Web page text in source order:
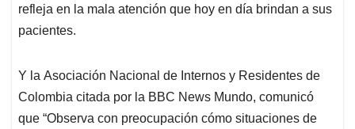
refleja en la mala atención que hoy en día brindan a sus
pacientes.
Y la Asociación Nacional de Internos y Residentes de
Colombia citada por la BBC News Mundo, comunicó
que “Observa con preocupación cómo situaciones de